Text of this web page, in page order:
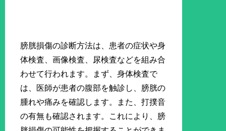
膀胱損傷の診断方法は、患者の症状や身
体検査、画像検査、尿検査などを組み合
わせて行われます。まず、身体検査で
は、医師が患者の腹部を触診し、膀胱の
腫れや痛みを確認します。また、打撲音
の有無も確認されます。これにより、膀